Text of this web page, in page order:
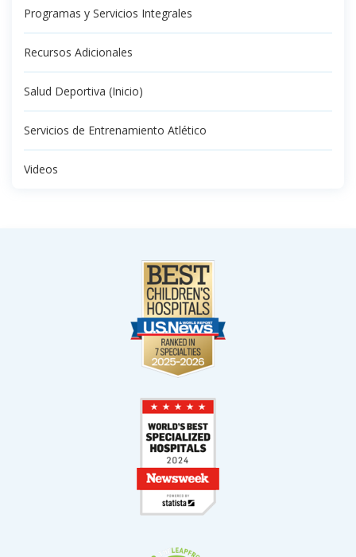
Programas y Servicios Integrales
Recursos Adicionales
Salud Deportiva (Inicio)
Servicios de Entrenamiento Atlético
Videos